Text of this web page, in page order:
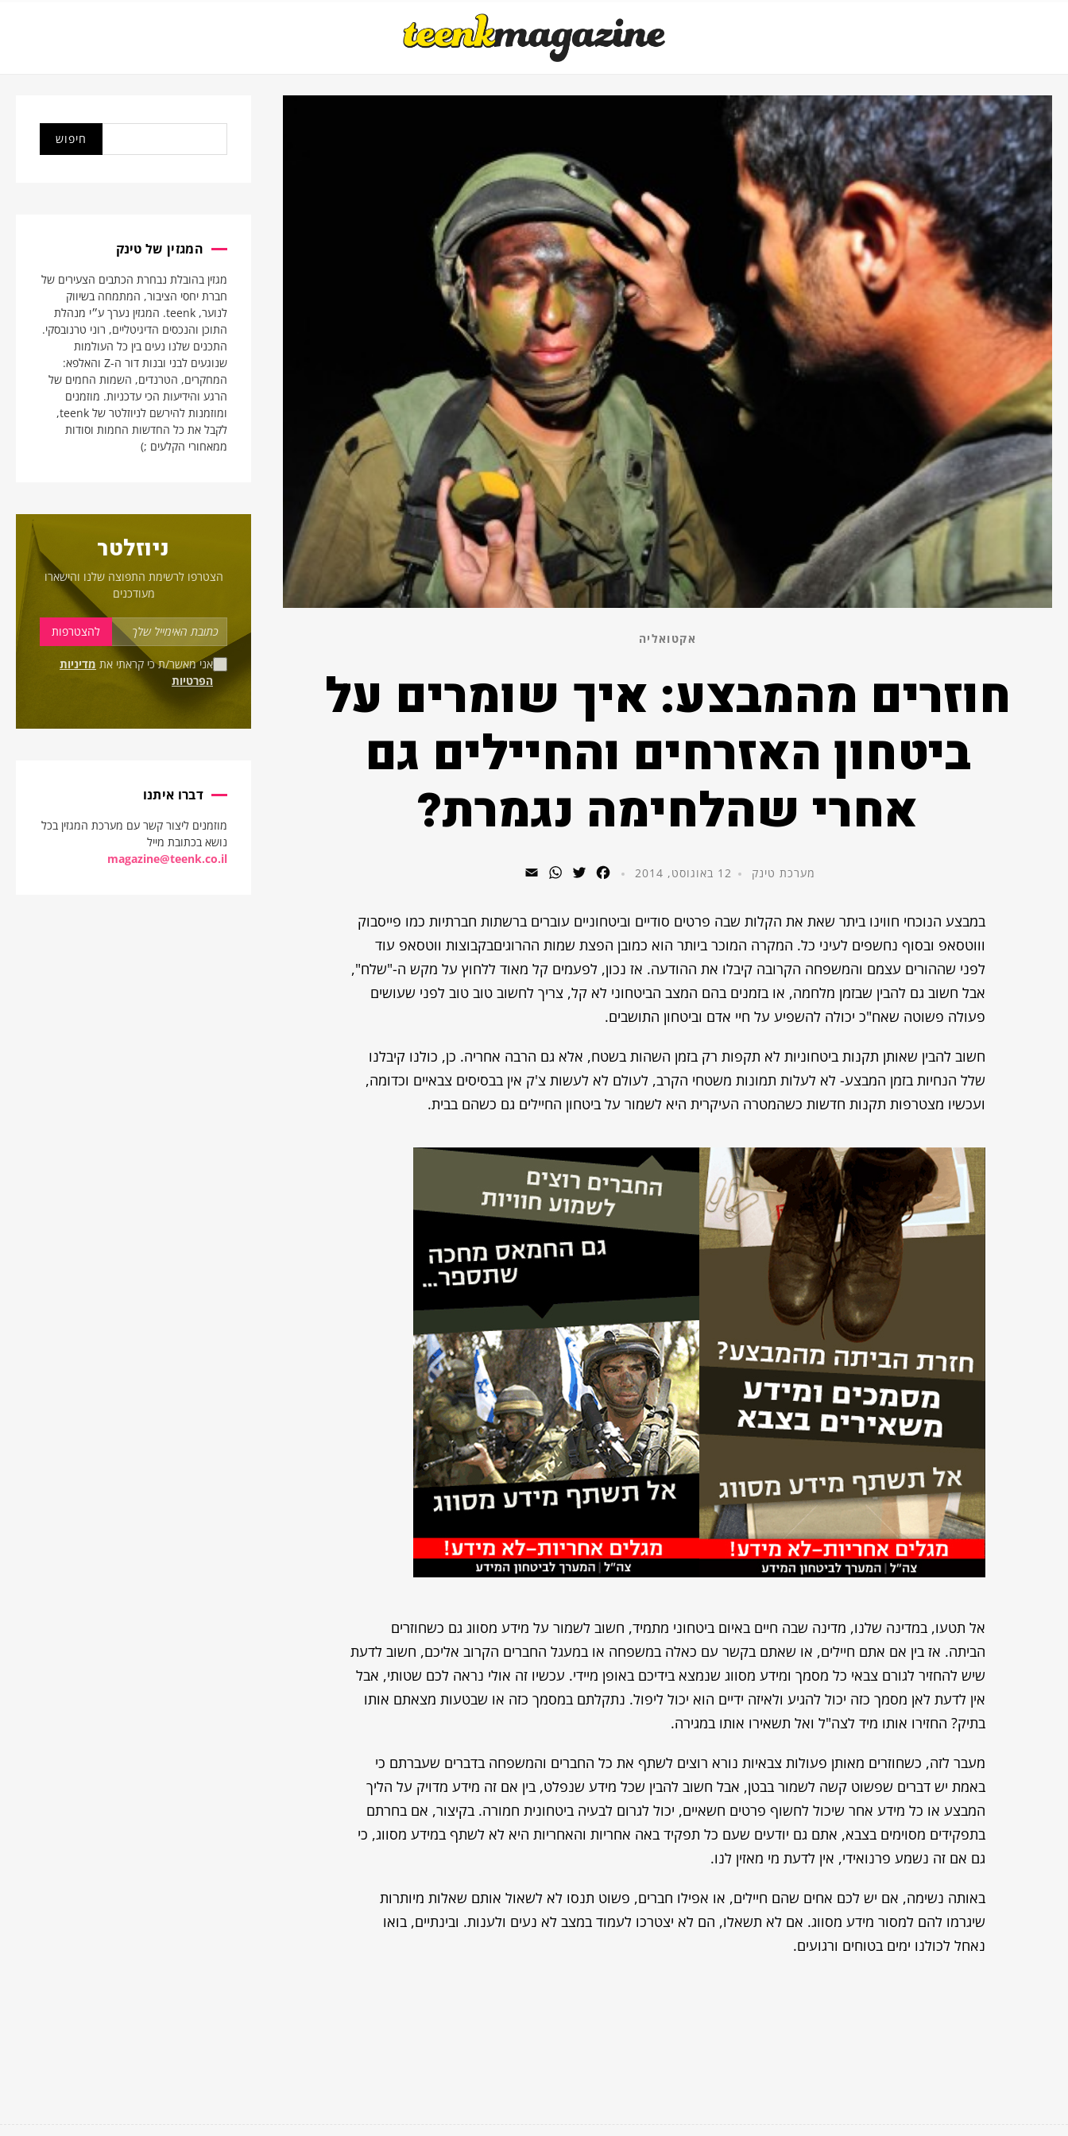
אקטואליה
חוזרים מהמבצע: איך שומרים על
ביטחון האזרחים והחיילים גם
אחרי שהלחימה נגמרת?
מערכת טינק 12 באוגוסט, 2014 Facebook
Twitter
WhatsApp
במבצע הנוכחי חווינו ביתר שאת את הקלות שבה פרטים סודיים וביטחוניים עוברים ברשתות חברתיות כמו פייסבוק
וווטסאפ ובסוף נחשפים לעיני כל. המקרה המוכר ביותר הוא כמובן הפצת שמות ההרוגיםבקבוצות ווטסאפ עוד
לפני שההורים עצמם והמשפחה הקרובה קיבלו את ההודעה. אז נכון, לפעמים קל מאוד ללחוץ על מקש ה-"שלח",
אבל חשוב גם להבין שבזמן מלחמה, או בזמנים בהם המצב הביטחוני לא קל, צריך לחשוב טוב טוב לפני שעושים
פעולה פשוטה שאח"כ יכולה להשפיע על חיי אדם וביטחון התושבים.
חשוב להבין שאותן תקנות ביטחוניות לא תקפות רק בזמן השהות בשטח, אלא גם הרבה אחריה. כן, כולנו קיבלנו
שלל הנחיות בזמן המבצע- לא לעלות תמונות משטחי הקרב, לעולם לא לעשות צ'ק אין בבסיסים צבאיים וכדומה,
ועכשיו מצטרפות תקנות חדשות כשהמטרה העיקרית היא לשמור על ביטחון החיילים גם כשהם בבית.
אל תטעו, במדינה שלנו, מדינה שבה חיים באיום ביטחוני מתמיד, חשוב לשמור על מידע מסווג גם כשחוזרים
הביתה. אז בין אם אתם חיילים, או שאתם בקשר עם כאלה במשפחה או במעגל החברים הקרוב אליכם, חשוב לדעת
שיש להחזיר לגורם צבאי כל מסמך ומידע מסווג שנמצא בידיכם באופן מיידי. עכשיו זה אולי נראה לכם שטותי, אבל
אין לדעת לאן מסמך כזה יכול להגיע ולאיזה ידיים הוא יכול ליפול. נתקלתם במסמך כזה או שבטעות מצאתם אותו
בתיק? החזירו אותו מיד לצה"ל ואל תשאירו אותו במגירה.
מעבר לזה, כשחוזרים מאותן פעולות צבאיות נורא רוצים לשתף את כל החברים והמשפחה בדברים שעברתם כי
באמת יש דברים שפשוט קשה לשמור בבטן, אבל חשוב להבין שכל מידע שנפלט, בין אם זה מידע מדויק על הליך
המבצע או כל מידע אחר שיכול לחשוף פרטים חשאיים, יכול לגרום לבעיה ביטחונית חמורה. בקיצור, אם בחרתם
בתפקידים מסוימים בצבא, אתם גם יודעים שעם כל תפקיד באה אחריות והאחריות היא לא לשתף במידע מסווג, כי
גם אם זה נשמע פרנואידי, אין לדעת מי מאזין לנו.
באותה נשימה, אם יש לכם אחים שהם חיילים, או אפילו חברים, פשוט תנסו לא לשאול אותם שאלות מיותרות
שיגרמו להם למסור מידע מסווג. אם לא תשאלו, הם לא יצטרכו לעמוד במצב לא נעים ולענות. ובינתיים, בואו
נאחל לכולנו ימים בטוחים ורגועים.
המגזין של טינק
מגזין בהובלת נבחרת הכתבים הצעירים של
חברת יחסי הציבור, המתמחה בשיווק
לנוער, teenk. המגזין נערך ע״י מנהלת
התוכן והנכסים הדיגיטליים, רוני טרנובסקי.
התכנים שלנו נעים בין כל העולמות
שנוגעים לבני ובנות דור ה-Z והאלפא:
המחקרים, הטרנדים, השמות החמים של
הרגע והידיעות הכי עדכניות. מוזמנים
ומוזמנות להירשם לניוזלטר של teenk,
לקבל את כל החדשות החמות וסודות
ממאחורי הקלעים ;)
ניוזלטר
הצטרפו לרשימת התפוצה שלנו והישארו
מעודכנים
אני מאשר/ת כי קראתי את מדיניות
הפרטיות
דברו איתנו
מוזמנים ליצור קשר עם מערכת המגזין בכל
נושא בכתובת מייל
magazine@teenk.co.il